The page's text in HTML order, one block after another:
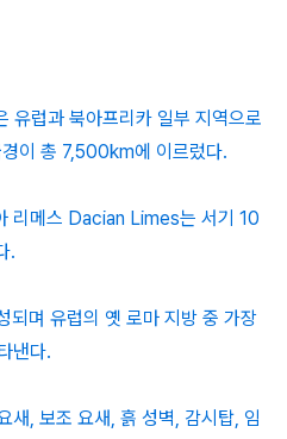
유럽과 북아프리카 일부 지역으로
이 총 7,500km에 이르렀다.
리메스 Dacian Limes는 서기 10
.
되며 유럽의 옛 로마 지방 중 가장
낸다.
새, 보조 요새, 흙 성벽, 감시탑, 임